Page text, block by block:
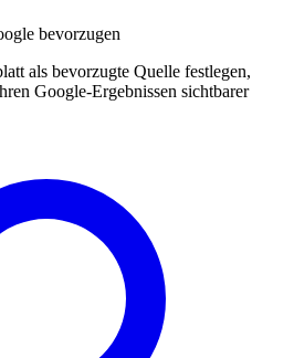
bevorzugen
als bevorzugte Quelle festlegen,
Google-Ergebnissen sichtbarer